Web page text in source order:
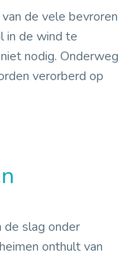
de vele bevroren
in de wind te
nodig. Onderweg
verorberd op
de slag onder
onthult van